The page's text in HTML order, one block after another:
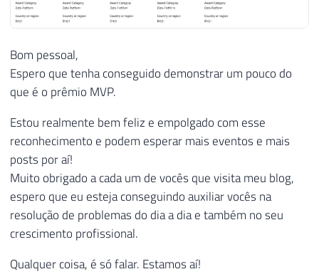
Bom pessoal,
Espero que tenha conseguido demonstrar um pouco do
que é o prêmio MVP.
Estou realmente bem feliz e empolgado com esse
reconhecimento e podem esperar mais eventos e mais
posts por aí!
Muito obrigado a cada um de vocês que visita meu blog,
espero que eu esteja conseguindo auxiliar vocês na
resolução de problemas do dia a dia e também no seu
crescimento profissional.
Qualquer coisa, é só falar. Estamos aí!